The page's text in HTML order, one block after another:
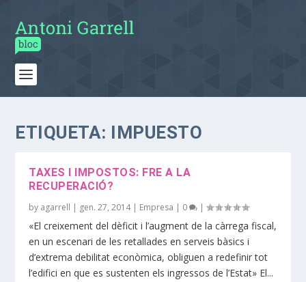
ETIQUETA: IMPUESTO
TAXES I IMPOSTOS: FRE A LA
RECUPERACIÓ?
by agarrell | gen. 27, 2014| Empresa | 0 |
«El creixement del dèficit i l’augment de la càrrega fiscal,
en un escenari de les retallades en serveis bàsics i
d’extrema debilitat econòmica, obliguen a redefinir tot
l’edifici en que es sustenten els ingressos de l’Estat» El...